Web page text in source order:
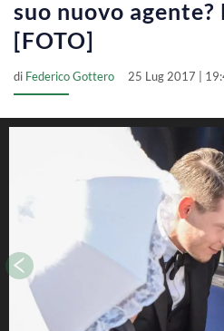
suo nuovo agente?
[FOTO]
di Federico Gottero 25 Lug 2017 |